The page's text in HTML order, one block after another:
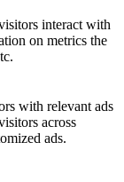
interact with
on metrics the
with relevant ads
across
ads.